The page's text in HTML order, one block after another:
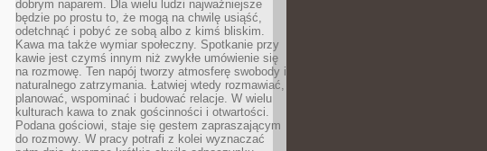
dobrym naparem. Dla wielu ludzi najważniejsze
będzie po prostu to, że mogą na chwilę usiąść,
odetchnąć i pobyć ze sobą albo z kimś bliskim.
Kawa ma także wymiar społeczny. Spotkanie przy
kawie jest czymś innym niż zwykłe umówienie się
na rozmowę. Ten napój tworzy atmosferę swobody i
naturalnego zatrzymania. Łatwiej wtedy rozmawiać,
planować, wspominać i budować relacje. W wielu
kulturach kawa to znak gościnności i otwartości.
Podana gościowi, staje się gestem zapraszającym
do rozmowy. W pracy potrafi z kolei wyznaczać